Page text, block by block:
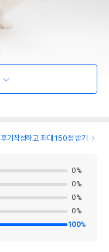
후기작성하고 최대 150점 받기
0%
0%
0%
0%
100%